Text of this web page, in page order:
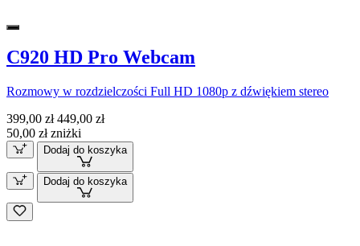
C920 HD Pro Webcam
Rozmowy w rozdzielczości Full HD 1080p z dźwiękiem stereo
399,00 zł 449,00 zł
50,00 zł zniżki
Dodaj do koszyka
Dodaj do koszyka